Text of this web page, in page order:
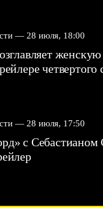
— 28 июля, 18:00
четвертого
— 28 июля, 17:50
с Себастианом